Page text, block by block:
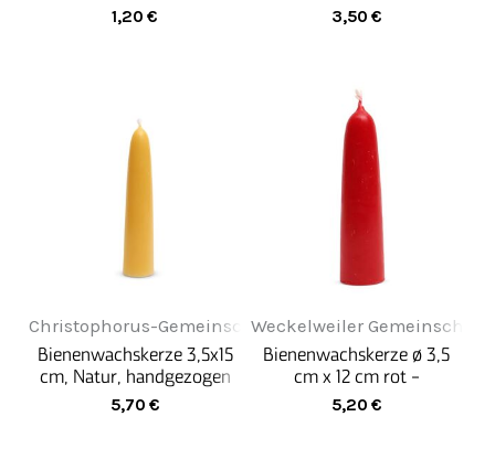
1,20 € 3,50 €
Christophorus-Gemeinschaft
Bienenwachskerze 3,5x15
cm, Natur, handgezogen
5,70 €
Weckelweiler
Bienenwachskerze ø 3,5
cm x 12 cm rot -
Adventskerze
5,20 €